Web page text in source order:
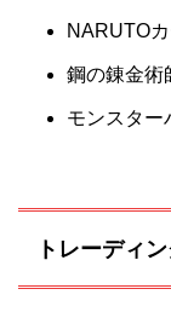
NARUTO
鋼の錬金術
モンスター
トレーディ